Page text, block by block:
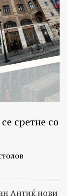
сретне со
Антиќ нови